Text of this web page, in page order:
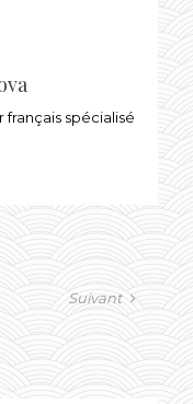
spécialisé
Suivant